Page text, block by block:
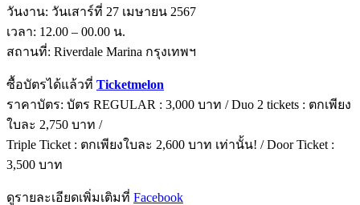
วันงาน: วันเสาร์ที่ 27 เมษายน 2567
เวลา: 12.00 – 00.00 น.
สถานที่: Riverdale Marina กรุงเทพฯ
ซื้อบัตรได้แล้วที่ Ticketmelon
ราคาบัตร: บัตร REGULAR : 3,000 บาท / Duo 2 tickets : ตกเพียง
ใบละ 2,750 บาท /
Triple Ticket : ตกเพียงใบละ 2,600 บาท เท่านั้น! / Door Ticket :
3,500 บาท
ดูรายละเอียดเพิ่มเติมที่ Facebook